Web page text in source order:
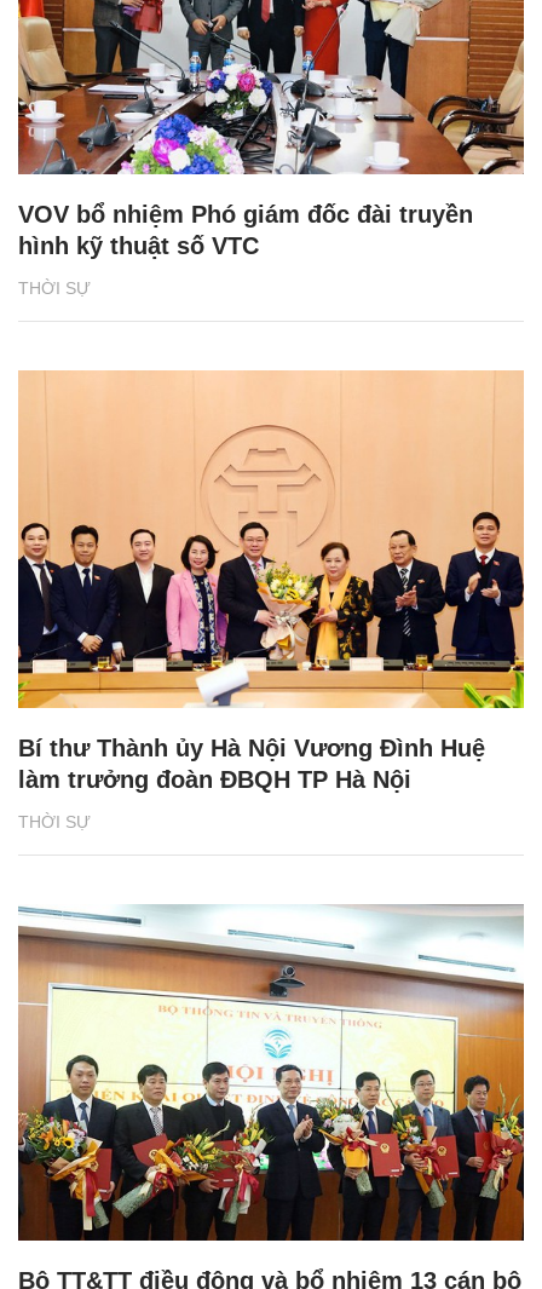
THỜI SỰ
VOV bổ nhiệm Phó giám đốc đài truyền
hình kỹ thuật số VTC
THỜI SỰ
Bí thư Thành ủy Hà Nội Vương Đình Huệ
làm trưởng đoàn ĐBQH TP Hà Nội
Bộ TT&TT điều động và bổ nhiệm 13 cán bộ